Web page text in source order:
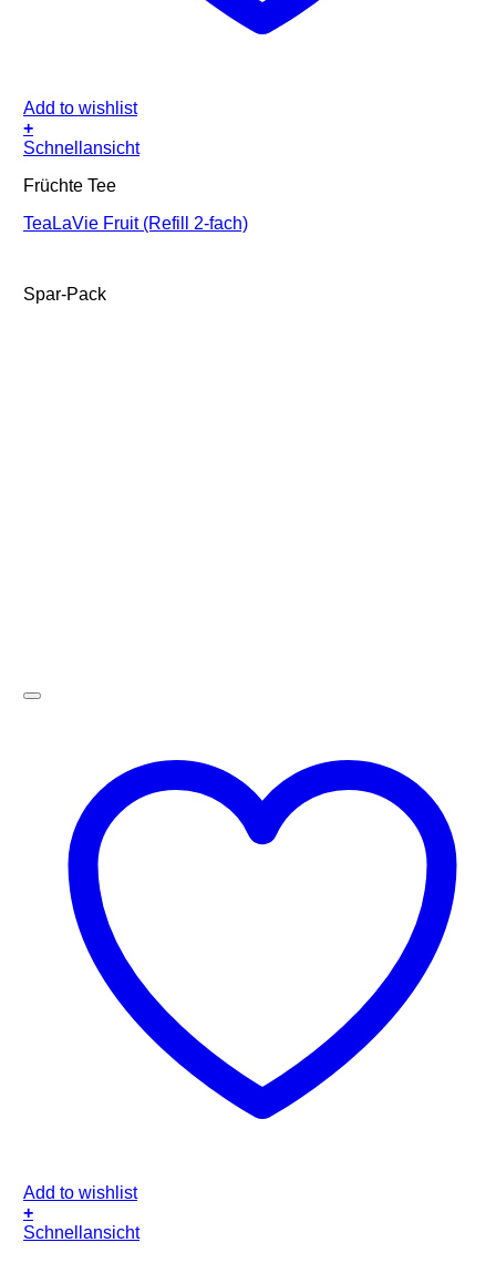
Add to wishlist
+
Schnellansicht
Früchte Tee
TeaLaVie Fruit (Refill 2-fach)
Spar-Pack
Add to wishlist
+
Schnellansicht